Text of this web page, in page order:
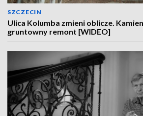
SZCZECIN
Ulica Kolumba zmieni oblicze.
gruntowny remont [WIDEO]